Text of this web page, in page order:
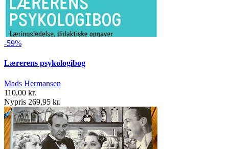
-59%
Lærerens psykologibog
Mads Hermansen
110,00 kr.
Nypris 269,95 kr.